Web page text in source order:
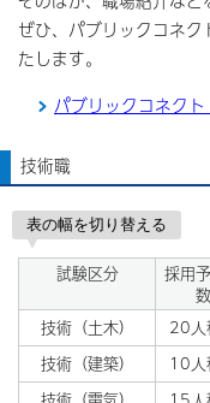
ぜひ、パブリックコネ
たします。
パブリックコネクト
技術職
表の幅を切り替える
試験区分
採用
数
技術（土木） 20人
技術（建築）
10人